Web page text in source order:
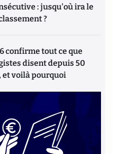
: jusqu'où ira le
?
confirme tout ce que
disent depuis 50
et voilà pourquoi